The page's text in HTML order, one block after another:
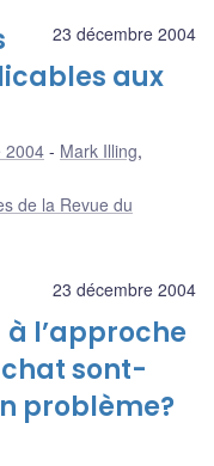
23 décembre 2004
aux
2004 Mark Illing,
de la Revue du
23 décembre 2004
l’approche
sont-
problème?